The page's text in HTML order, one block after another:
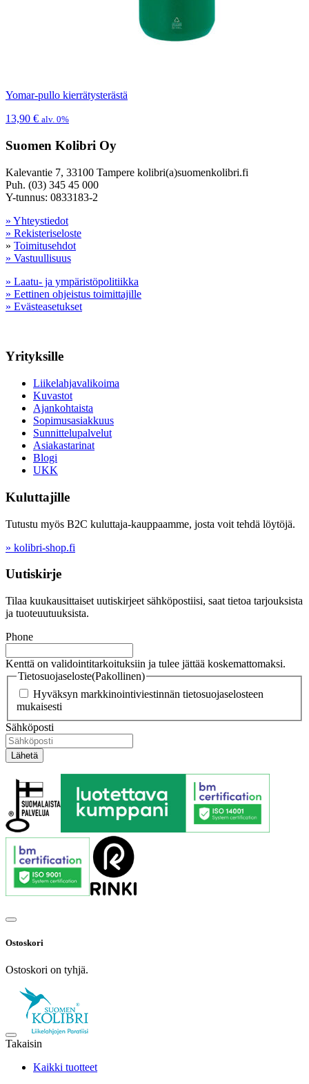
Yomar-pullo kierrätysterästä
13,90 € alv. 0%
Suomen Kolibri Oy
Kalevantie 7, 33100 Tampere kolibri(a)suomenkolibri.fi
Puh. (03) 345 45 000
Y-tunnus: 0833183-2
» Yhteystiedot
» Rekisteriseloste
» Toimitusehdot
» Vastuullisuus
» Laatu- ja ympäristöpolitiikka
» Eettinen ohjeistus toimittajille
» Evästeasetukset
Yrityksille
Liikelahjavalikoima
Kuvastot
Ajankohtaista
Sopimusasiakkuus
Sunnittelupalvelut
Asiakastarinat
Blogi
UKK
Kuluttajille
Tutustu myös B2C kuluttaja-kauppaamme, josta voit tehdä löytöjä.
» kolibri-shop.fi
Uutiskirje
Tilaa kuukausittaiset uutiskirjeet sähköpostiisi, saat tietoa tarjouksista
ja tuoteuutuuksista.
Phone
Kenttä on validointitarkoituksiin ja tulee jättää koskemattomaksi.
Tietosuojaseloste(Pakollinen)
Hyväksyn markkinointiviestinnän tietosuojaselosteen
mukaisesti
Sähköposti
Ostoskori
Ostoskori on tyhjä.
Takaisin
Kaikki tuotteet